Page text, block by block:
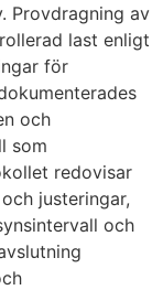
Provdragning av
last enligt
för
och
som
redovisar
justeringar,
och